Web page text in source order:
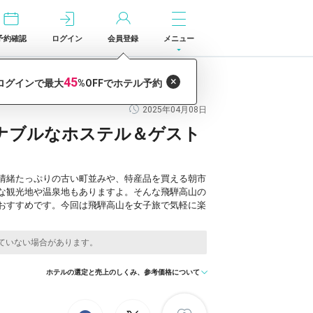
約確認 ログイン 会員登録 メニュー
2025年04月08日
ブルなホステル＆ゲスト
たっぷりの古い町並みや、特産品を買える朝市
光地や温泉地もありますよ。そんな飛騨高山の
すめです。今回は飛騨高山を女子旅で気軽に楽
ホテルの選定と売上のしくみ、参考価格について